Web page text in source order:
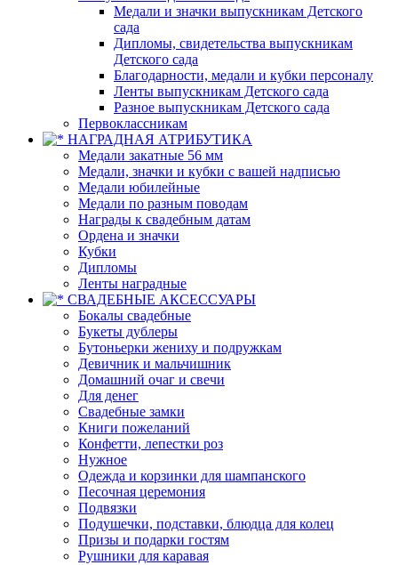
Медали и значки выпускникам Детского
сада
Дипломы, свидетельства выпускникам
Детского сада
Благодарности, медали и кубки персоналу
Ленты выпускникам Детского сада
Разное выпускникам Детского сада
Первоклассникам
НАГРАДНАЯ АТРИБУТИКА
Медали закатные 56 мм
Медали, значки и кубки с вашей надписью
Медали юбилейные
Медали по разным поводам
Награды к свадебным датам
Ордена и значки
Кубки
Дипломы
Ленты наградные
СВАДЕБНЫЕ АКСЕССУАРЫ
Бокалы свадебные
Букеты дублеры
Бутоньерки жениху и подружкам
Девичник и мальчишник
Домашний очаг и свечи
Для денег
Свадебные замки
Книги пожеланий
Конфетти, лепестки роз
Нужное
Одежда и корзинки для шампанского
Песочная церемония
Подвязки
Подушечки, подставки, блюдца для колец
Призы и подарки гостям
Рушники для каравая